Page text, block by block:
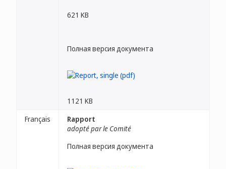
621 KB
Полная версия документа
1121 KB
Français
Rapport
adopté par le Comité
Полная версия документа